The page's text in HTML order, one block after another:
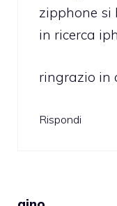
zipphone si
in ricerca
ringrazio in
Rispondi